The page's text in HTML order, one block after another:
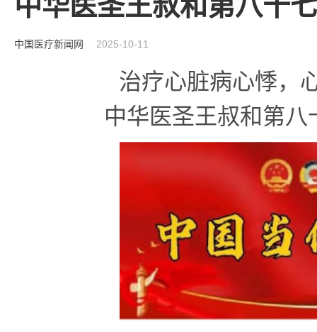
中国医疗新闻网 2025-10-11
治疗心脏病心悸，
中华医圣王叔和第